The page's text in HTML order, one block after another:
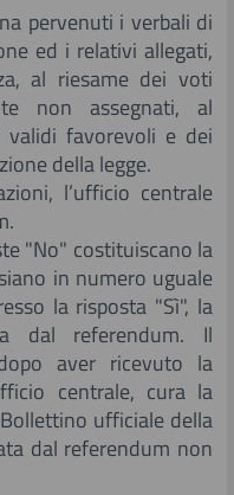
pervenuti i verbali di
ed i relativi allegati,
al riesame dei voti
non assegnati, al
favorevoli e dei
della legge.
l’ufficio centrale
"No" costituiscano la
in numero uguale
la risposta "Sì", la
dal referendum. Il
aver ricevuto la
centrale, cura la
ufficiale della
dal referendum non